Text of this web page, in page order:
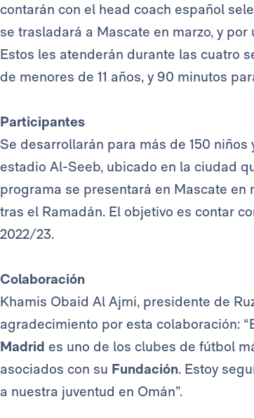
contarán con el head coach español
se trasladará a Mascate en marzo, y
Estos les atenderán durante las cuatro
de menores de 11 años, y 90 minutos
Participantes
Se desarrollarán para más de 150
estadio Al-Seeb, ubicado en la ciudad
programa se presentará en Mascate en
tras el Ramadán. El objetivo es contar
2022/23.
Colaboración
Khamis Obaid Al Ajmi, presidente de
agradecimiento por esta colaboración:
Madrid es uno de los clubes de fútbol
asociados con su Fundación. Estoy
a nuestra juventud en Omán”.